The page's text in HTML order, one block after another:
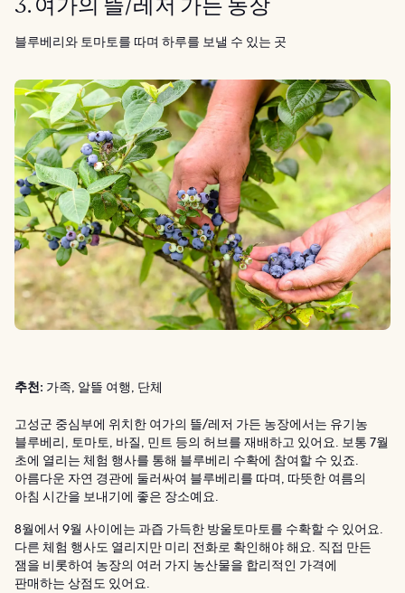
블루베리와 토마토를 따며 하루를 보낼 수 있는 곳
추천: 가족, 알뜰 여행, 단체
고성군 중심부에 위치한 여가의 뜰/레저 가든 농장에서는 유기농
블루베리, 토마토, 바질, 민트 등의 허브를 재배하고 있어요. 보통 7월
초에 열리는 체험 행사를 통해 블루베리 수확에 참여할 수 있죠.
아름다운 자연 경관에 둘러싸여 블루베리를 따며, 따뜻한 여름의
아침 시간을 보내기에 좋은 장소예요.
8월에서 9월 사이에는 과즙 가득한 방울토마토를 수확할 수 있어요.
다른 체험 행사도 열리지만 미리 전화로 확인해야 해요. 직접 만든
잼을 비롯하여 농장의 여러 가지 농산물을 합리적인 가격에
판매하는 상점도 있어요.